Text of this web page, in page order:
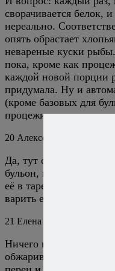
сворачивается белок,
нереально.
опять обрастает
невареные куски
пока, кроме как
каждой новой порции
придумала. Ну и
(кроме базовых для
процеживания.
20 Алексей Онегин
Да, тут особо не
бульон, или
её в тарелки, заливая
варить её на пару и
21 Елена
Ничего не
обжариваю. Рыба,